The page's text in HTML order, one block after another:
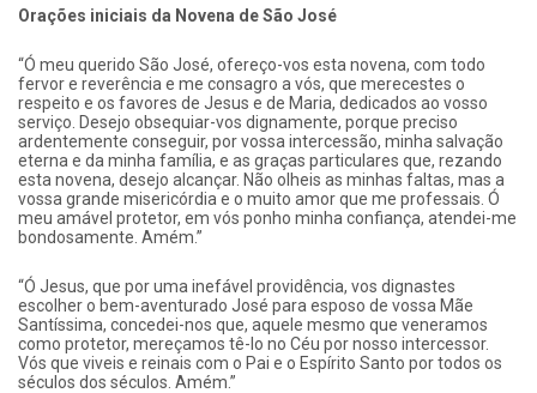
Orações iniciais da Novena de São José
“Ó meu querido São José, ofereço-vos esta novena, com todo
fervor e reverência e me consagro a vós, que merecestes o
respeito e os favores de Jesus e de Maria, dedicados ao vosso
serviço. Desejo obsequiar-vos dignamente, porque preciso
ardentemente conseguir, por vossa intercessão, minha salvação
eterna e da minha família, e as graças particulares que, rezando
esta novena, desejo alcançar. Não olheis as minhas faltas, mas a
vossa grande misericórdia e o muito amor que me professais. Ó
meu amável protetor, em vós ponho minha confiança, atendei-me
bondosamente. Amém.”
“Ó Jesus, que por uma inefável providência, vos dignastes
escolher o bem-aventurado José para esposo de vossa Mãe
Santíssima, concedei-nos que, aquele mesmo que veneramos
como protetor, mereçamos tê-lo no Céu por nosso intercessor.
Vós que viveis e reinais com o Pai e o Espírito Santo por todos os
séculos dos séculos. Amém.”